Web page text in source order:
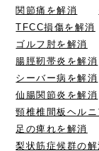
関節痛を解消
TFCC損傷を解消
ゴルフ肘を解消
腸脛靭帯炎を解消
シーバー病を解消
仙腸関節炎を解消
頸椎椎間板ヘル
足の痺れを解消
梨状筋症候群の解